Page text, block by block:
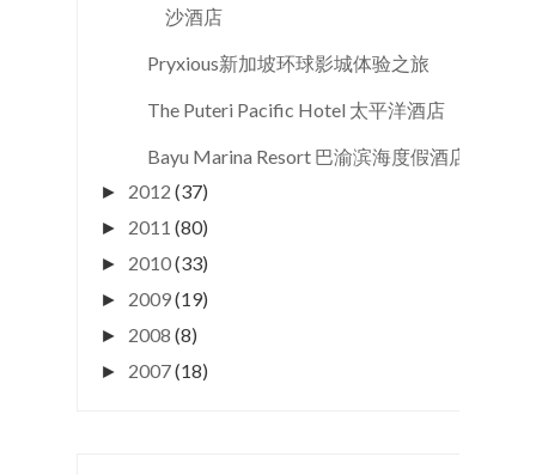
沙酒店
Pryxious新加坡环球影城体验之旅
The Puteri Pacific Hotel 太平洋酒店
Bayu Marina Resort 巴渝滨海度假酒店
► 2012 (37)
► 2011 (80)
► 2010(33)
► 2009(19)
► 2008 (8)
► 2007(18)